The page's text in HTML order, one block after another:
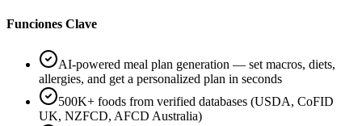
Funciones Clave
AI-powered meal plan generation — set macros, diets,
allergies, and get a personalized plan in seconds
500K+ foods from verified databases (USDA, CoFID
UK, NZFCD, AFCD Australia)